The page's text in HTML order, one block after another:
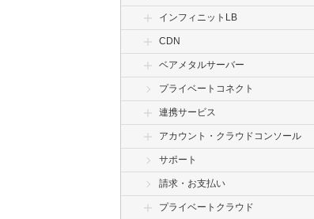
インフィニットLB
CDN
ベアメタルサーバー
プライベートコネクト
連携サービス
アカウント・クラウドコンソール
サポート
請求・お支払い
プライベートクラウド